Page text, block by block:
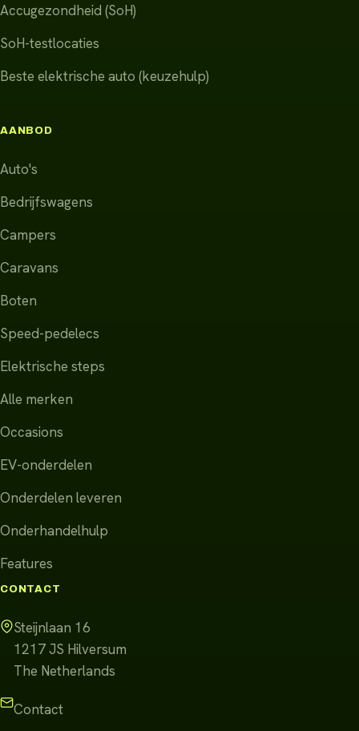
Accugezondheid (SoH)
SoH-testlocaties
Beste elektrische auto (keuzehulp)
AANBOD
Auto's
Bedrijfswagens
Campers
Caravans
Boten
Speed-pedelecs
Elektrische steps
Alle merken
Occasions
EV-onderdelen
Onderdelen leveren
Onderhandelhulp
Features
CONTACT
Steijnlaan 16
1217 JS Hilversum
The Netherlands
Contact